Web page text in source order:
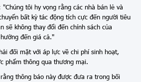
tôi hy vọng rằng các nhà bán lẻ và
bất kỳ tác động tích cực đến người tiêu
sẽ không thay đổi đến chính sách của
đến giá cả."
đối mặt với áp lực về chi phí sinh hoạt,
phẩm thông qua thương mại.
thông báo này được đưa ra trong bối